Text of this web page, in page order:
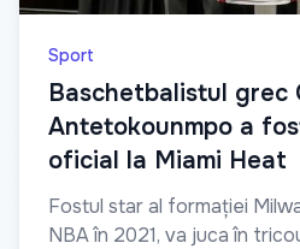
Sport
Baschetbalistul grec
Antetokounmpo a
oficial la Miami Heat
Fostul star al formației
NBA în 2021, va juca în